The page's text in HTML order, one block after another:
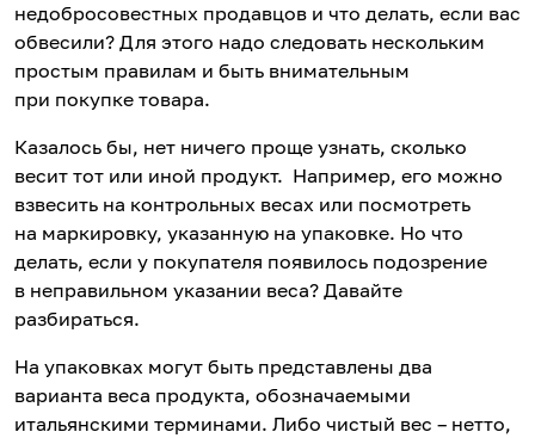
недобросовестных продавцов и что делать, если вас
обвесили? Для этого надо следовать нескольким
простым правилам и быть внимательным
при покупке товара.
Казалось бы, нет ничего проще узнать, сколько
весит тот или иной продукт. Например, его можно
взвесить на контрольных весах или посмотреть
на маркировку, указанную на упаковке. Но что
делать, если у покупателя появилось подозрение
в неправильном указании веса? Давайте
разбираться.
На упаковках могут быть представлены два
варианта веса продукта, обозначаемыми
итальянскими терминами. Либо чистый вес – нетто,